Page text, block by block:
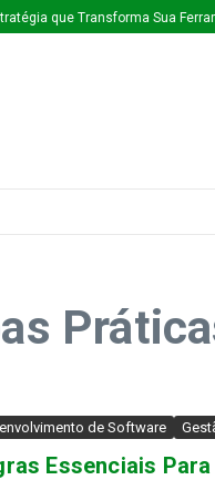
que Transforma Sua
de Software
Essenciais